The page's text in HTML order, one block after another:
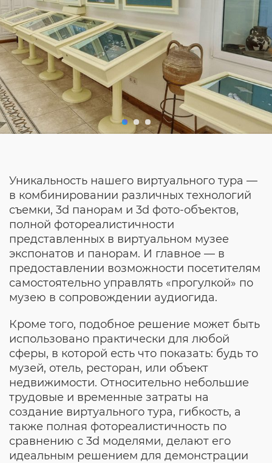
Уникальность нашего виртуального тура —
в комбинировании различных технологий
съемки, 3d панорам и 3d фото-объектов,
полной фотореалистичности
представленных в виртуальном музее
экспонатов и панорам. И главное — в
предоставлении возможности посетителям
самостоятельно управлять «прогулкой» по
музею в сопровождении аудиогида.
Кроме того, подобное решение может быть
использовано практически для любой
сферы, в которой есть что показать: будь то
музей, отель, ресторан, или объект
недвижимости. Относительно небольшие
трудовые и временные затраты на
создание виртуального тура, гибкость, а
также полная фотореалистичность по
сравнению с 3d моделями, делают его
идеальным решением для демонстрации